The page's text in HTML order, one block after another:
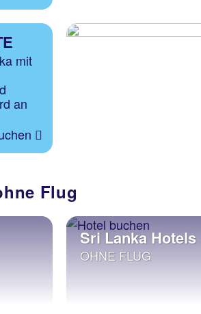
mit
an
Flug
Sri Lanka Hotels
OHNE FLUG